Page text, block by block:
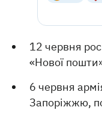
12 червня
«Нової
6 червня
Запоріжжю,